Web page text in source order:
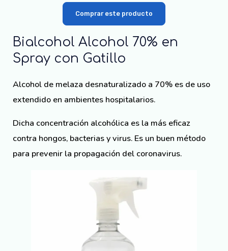
Comprar este producto
Bialcohol Alcohol 70% en
Spray con Gatillo
Alcohol de melaza desnaturalizado a 70% es de uso
extendido en ambientes hospitalarios.
Dicha concentración alcohólica es la más eficaz
contra hongos, bacterias y virus. Es un buen método
para prevenir la propagación del coronavirus.